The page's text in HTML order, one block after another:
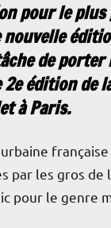
pour le
de porter
édition de
à Paris.
par les gros de
pour le genre